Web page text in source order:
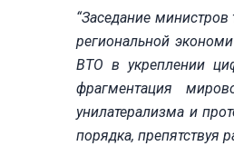
“Заседание
региональной
ВТО в укреплении
фрагментация
унилатерализма и
порядка, препятствуя